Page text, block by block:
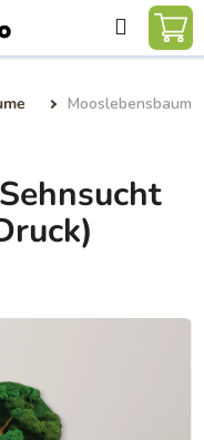
Suchen
Mooslebensbaum